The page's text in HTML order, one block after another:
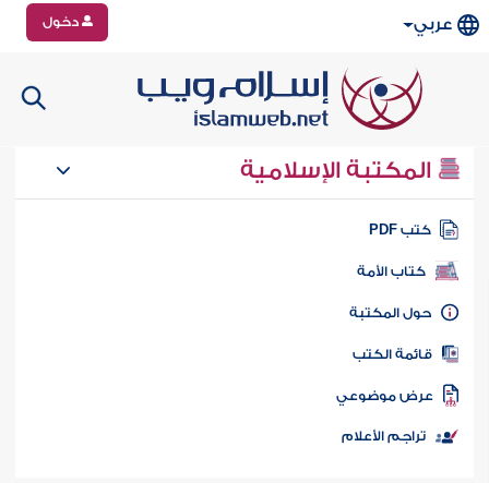
عربي دخول
المكتبة الإسلامية
كتب PDF
كتاب الأمة
المكتبة
الكتب
موضوعي